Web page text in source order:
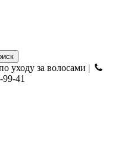
уходу за волосами |
41